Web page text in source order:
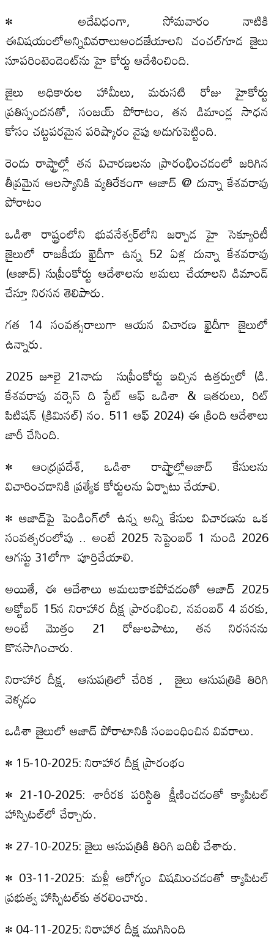
• అదేవిధంగా, సోమవారం నాటికి
ఈవిషయంలోఅన్నివివరాలుఅందజేయాలని చంచల్‌గూడ జైలు
సూపరింటెండెంట్‌ను హై కోర్టు ఆదేశించింది.
జైలు అధికారుల హామీలు, మరుసటి రోజు హైకోర్టు
ప్రతిస్పందనతో, సంజయ్‌ పోరాటం, తన డిమాండ్ల సాధన
కోసం చట్టపరమైన పరిష్కారం వైపు అడుగుపెట్టింది.
రెండు రాష్ట్రాల్లో తన విచారణలను ప్రారంభించడంలో జరిగిన
తీవ్రమైన ఆలస్యానికి వ్యతిరేకంగా ఆజాద్‌ @ దున్నా కేశవరావు
పోరాటం
ఒడిశా రాష్ట్రంలోని భువనేశ్వర్‌లోని జర్పాడ హై సెక్యూరిటీ
జైలులో రాజకీయ ఖైదీగా ఉన్న 52 ఏళ్ల దున్నా కేశవరావు
(ఆజాద్‌) సుప్రీంకోర్టు ఆదేశాలను అమలు చేయాలని డిమాండ్‌
చేస్తూ నిరసన తెలిపారు.
గత 14 సంవత్సరాలుగా ఆయన విచారణ ఖైదీగా జైలులో
ఉన్నారు.
2025 జూలై 21నాడు సుప్రీంకోర్టు ఇచ్చిన ఉత్తర్వులో (డి.
కేశవరావు వర్సెస్ ది స్టేట్ ఆఫ్ ఒడిశా & ఇతరులు, రిట్
పిటిషన్ (క్రిమినల్) నం. 511 ఆఫ్ 2024) ఈ క్రింది ఆదేశాలు
జారీ చేసింది.
• ఆంధ్రప్రదేశ్‌, ఒడిశా రాష్ట్రాల్లోఅజాద్ కేసులను
విచారించడానికి ప్రత్యేక కోర్టులను ఏర్పాటు చేయాలి.
• ఆజాద్‌పై పెండింగ్‌లో ఉన్న అన్ని కేసుల విచారణను ఒక
సంవత్సరంలోపు .. అంటే 2025 సెప్టెంబర్ 1 నుండి 2026
ఆగస్టు 31లోగా పూర్తిచేయాలి.
అయితే, ఈ ఆదేశాలు అమలుకాకపోవడంతో ఆజాద్‌ 2025
అక్టోబర్‌ 15న నిరాహార దీక్ష ప్రారంభించి, నవంబర్‌ 4 వరకు,
అంటే మొత్తం 21 రోజులపాటు, తన నిరసనను
కొనసాగించారు.
నిరాహార దీక్ష, ఆసుపత్రిలో చేరిక , జైలు ఆసుపత్రికి తిరిగి
వెళ్ళడం
ఒడిశా జైలులో ఆజాద్‌ పోరాటానికి సంబంధించిన వివ‌రాలు.
• 15-10-2025: నిరాహార దీక్ష ప్రారంభం
• 21-10-2025: శారీరక పరిస్థితి క్షీణించడంతో క్యాపిటల్‌
హాస్పిటల్‌లో చేర్చారు.
• 27-10-2025: జైలు ఆసుపత్రికి తిరిగి బదిలీ చేశారు.
• 03-11-2025: మళ్లీ ఆరోగ్యం విషమించడంతో క్యాపిటల్‌
ప్రభుత్వ హాస్పిటల్‌కు తరలించారు.
• 04-11-2025: నిరాహార దీక్ష ముగిసింది